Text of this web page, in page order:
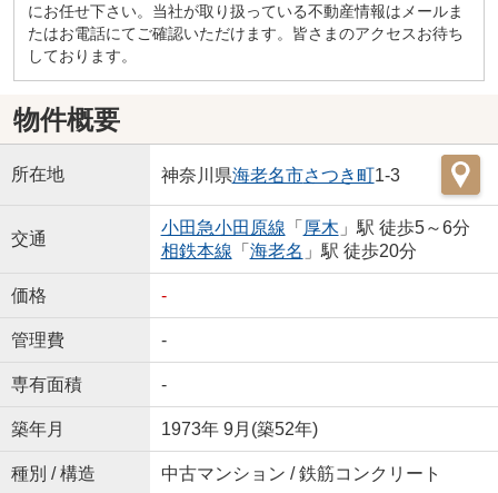
にお任せ下さい。当社が取り扱っている不動産情報はメールま
たはお電話にてご確認いただけます。皆さまのアクセスお待ち
しております。
物件概要
所在地 神奈川県海老名市さつき町1-3
交通
小田急小田原線 「 厚木 」駅 徒歩5～6分
相鉄本線 「 海老名 」駅 徒歩20分
価格 -
管理費 -
専有面積 -
築年月 1973年 9月(築52年)
種別 / 構造 中古マンション / 鉄筋コンクリート